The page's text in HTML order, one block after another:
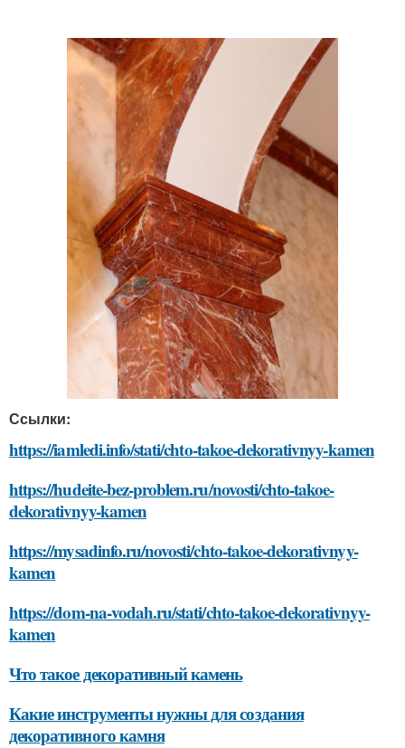
Ссылки:
https://iamledi.info/stati/chto-takoe-dekorativnyy-kamen
https://hudeite-bez-problem.ru/novosti/chto-takoe-
dekorativnyy-kamen
https://mysadinfo.ru/novosti/chto-takoe-dekorativnyy-
kamen
https://dom-na-vodah.ru/stati/chto-takoe-dekorativnyy-
kamen
Что такое декоративный камень
Какие инструменты нужны для создания
декоративного камня